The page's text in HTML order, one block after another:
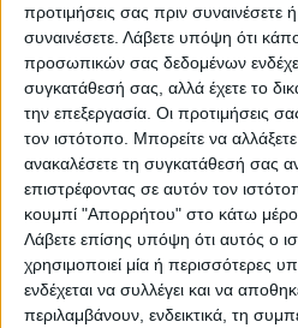
προτιμήσεις σας πριν συναινέσετε
συναινέσετε. Λάβετε υπόψη ότι
προσωπικών σας δεδομένων
συγκατάθεσή σας, αλλά έχετε το
την επεξεργασία. Οι προτιμήσεις
τον ιστότοπο. Μπορείτε να
ανακαλέσετε τη συγκατάθεσή σας
επιστρέφοντας σε αυτόν τον
κουμπί "Απορρήτου" στο κάτω
Λάβετε επίσης υπόψη ότι αυτός ο
χρησιμοποιεί μία ή περισσότερες
ενδέχεται να συλλέγει και να
περιλαμβάνουν, ενδεικτικά, τη
Ἡ κοινωνία τῆς Σπάρτης
αὐτὴ θὰ προετοίμαζε τὶς
μητέρες καὶ διαχειρίστριες
Πηγές
Πλούταρχος - Βίοι
Ξενοφῶν - Λακεδαιμονίων
Ἀριστοτέλης - Πολιτικά
Παυσανίας - Ἑλλάδος